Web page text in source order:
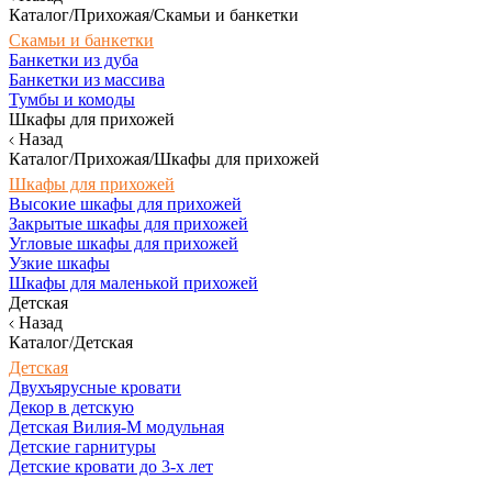
Каталог/Прихожая/Скамьи и банкетки
Скамьи и банкетки
Банкетки из дуба
Банкетки из массива
Тумбы и комоды
Шкафы для прихожей
Назад
Каталог/Прихожая/Шкафы для прихожей
Шкафы для прихожей
Высокие шкафы для прихожей
Закрытые шкафы для прихожей
Угловые шкафы для прихожей
Узкие шкафы
Шкафы для маленькой прихожей
Детская
Назад
Каталог/Детская
Детская
Двухъярусные кровати
Декор в детскую
Детская Вилия-М модульная
Детские гарнитуры
Детские кровати до 3-х лет